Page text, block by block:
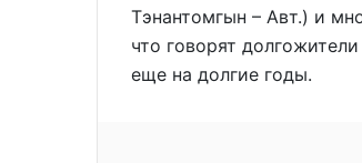
Тэнантомгын – Авт.) и
что говорят
еще на долгие годы.